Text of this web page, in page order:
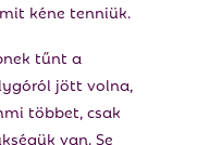
kéne tenniük.
tűnt a
jött volna,
többet, csak
van. Se